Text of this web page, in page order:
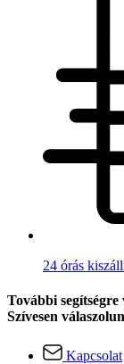
24 órás
További segítségre
Szívesen
Kapcsolat